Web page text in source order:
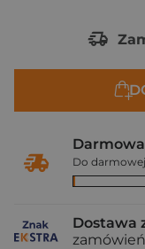
Do
Dostawa
zamówień